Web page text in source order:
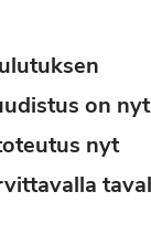
on nyt
nyt